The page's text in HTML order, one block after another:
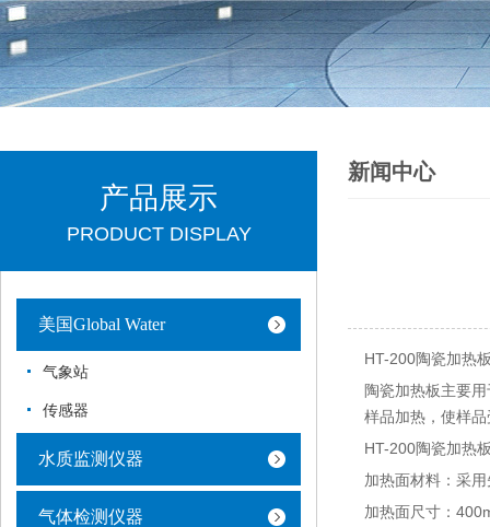
产品展示
PRODUCT DISPLAY
美国Global Water
气象站
传感器
水质监测仪器
气体检测仪器
新闻中心
HT-200陶瓷加热
陶瓷加热板主要
样品加热，使样
HT-200陶瓷加热
加热面材料：采
加热面尺寸：